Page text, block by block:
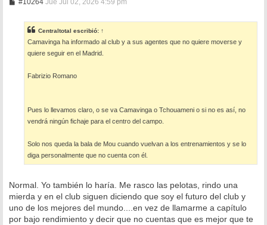
#10264
a
j
e
Jue Jul 02, 2026 4:59 pm
Centraltotal escribió: ↑
Camavinga ha informado al club y a sus agentes que no quiere moverse y
quiere seguir en el Madrid.
Fabrizio Romano
Pues lo llevamos claro, o se va Camavinga o Tchouameni o si no es así, no
vendrá ningún fichaje para el centro del campo.
Solo nos queda la bala de Mou cuando vuelvan a los entrenamientos y se lo
diga personalmente que no cuenta con él.
Normal. Yo también lo haría. Me rasco las pelotas, rindo una
mierda y en el club siguen diciendo que soy el futuro del club y
uno de los mejores del mundo....en vez de llamarme a capítulo
por bajo rendimiento y decir que no cuentas que es mejor que te